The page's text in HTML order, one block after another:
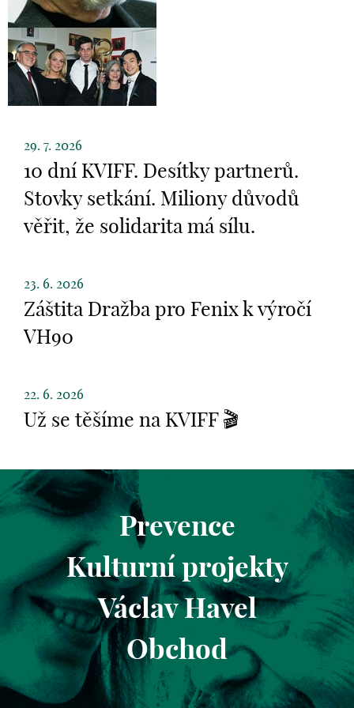
29. 7. 2026
10 dní KVIFF. Desítky partnerů.
Stovky setkání. Miliony důvodů
věřit, že solidarita má sílu.
23. 6. 2026
Záštita Dražba pro Fenix k výročí
VH90
22. 6. 2026
Už se těšíme na KVIFF 🎬
Prevence
Kulturní projekty
Václav Havel
Obchod